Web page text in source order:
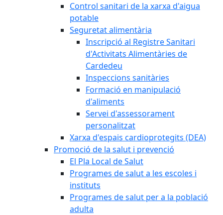
Control sanitari de la xarxa d'aigua
potable
Seguretat alimentària
Inscripció al Registre Sanitari
d'Activitats Alimentàries de
Cardedeu
Inspeccions sanitàries
Formació en manipulació
d'aliments
Servei d'assessorament
personalitzat
Xarxa d'espais cardioprotegits (DEA)
Promoció de la salut i prevenció
El Pla Local de Salut
Programes de salut a les escoles i
instituts
Programes de salut per a la població
adulta